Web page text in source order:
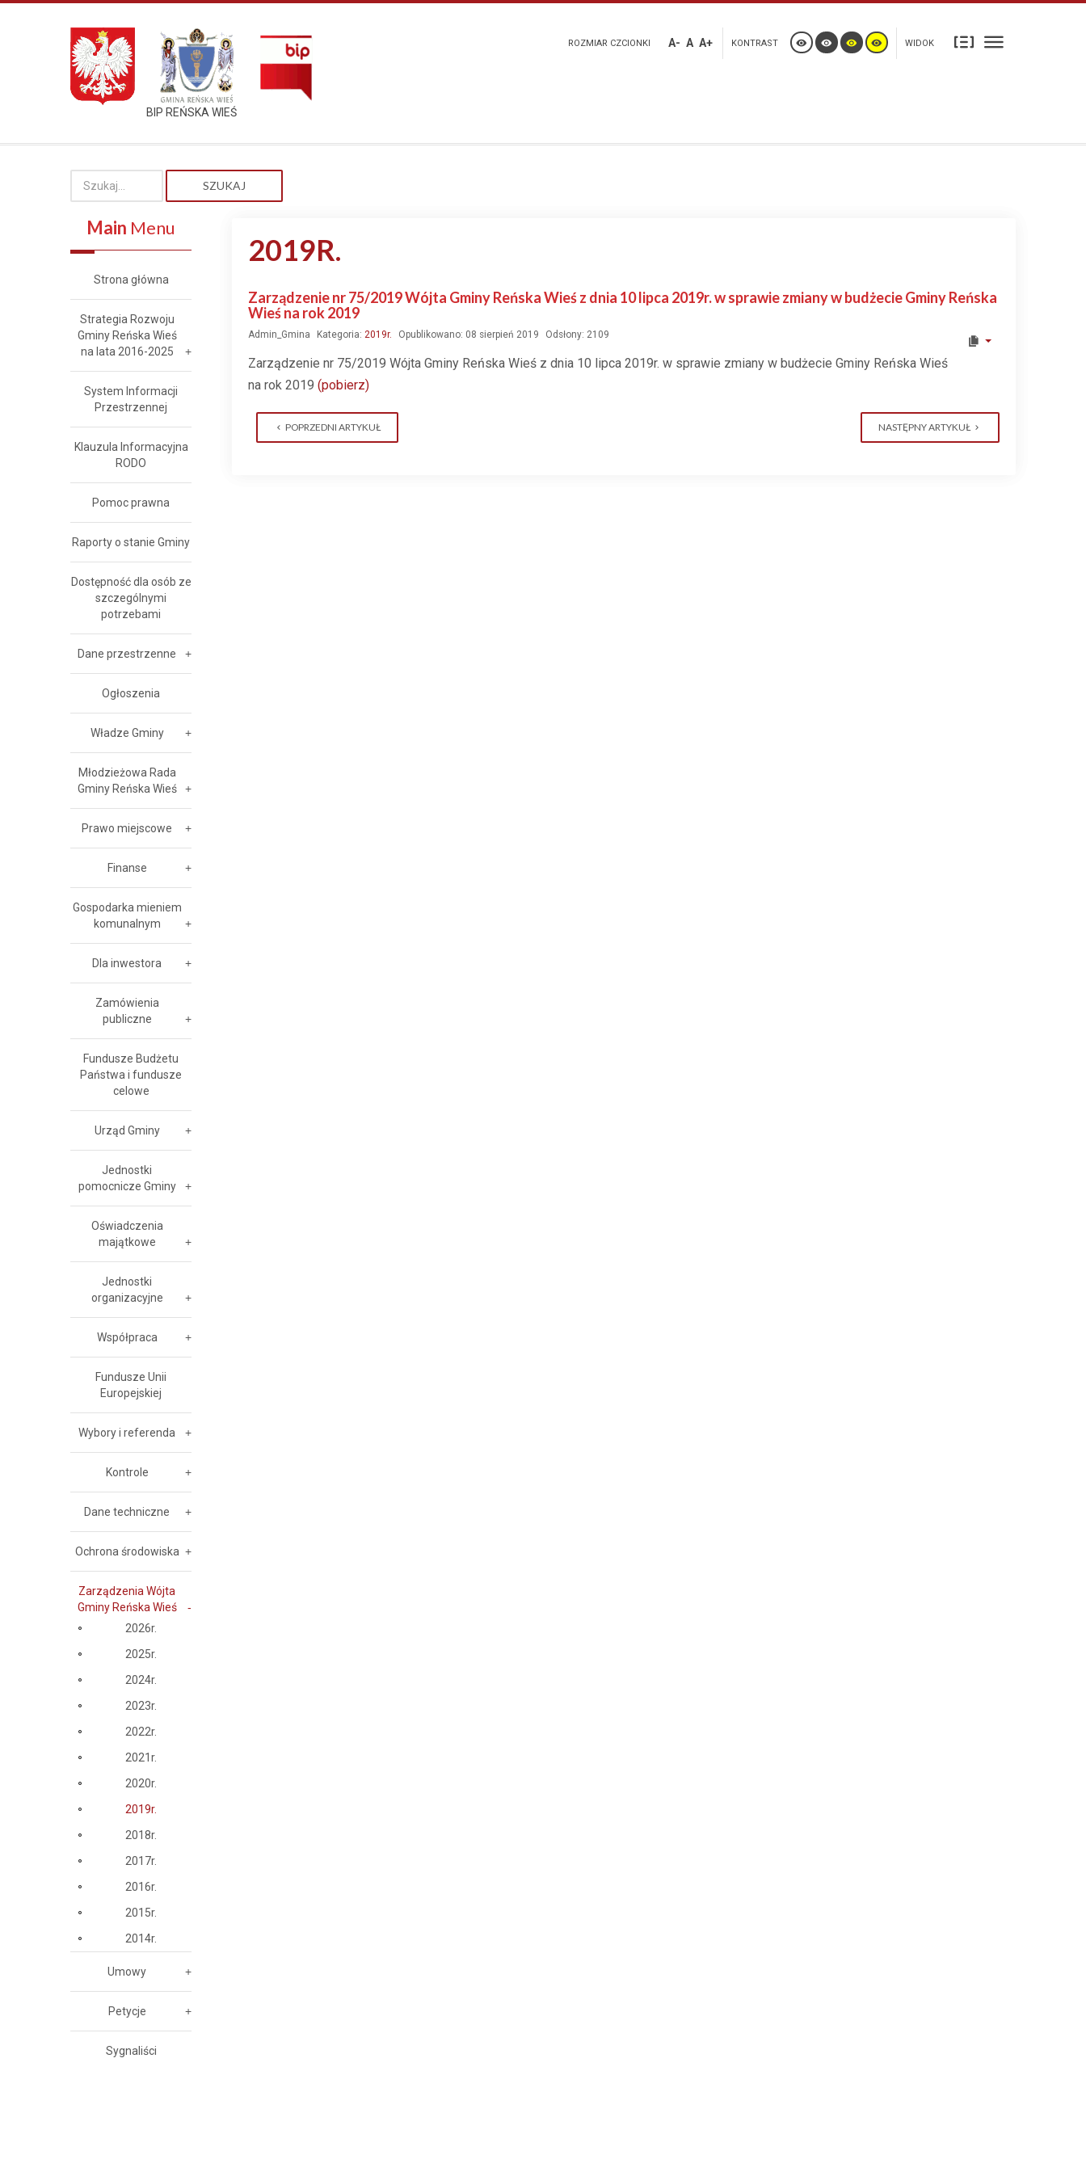
BIP REŃSKA WIEŚ
ROZMIAR CZCIONKI A- A A+ KONTRAST WIDOK
SZUKAJ
2019R.
Zarządzenie nr 75/2019 Wójta Gminy Reńska Wieś z dnia 10 lipca 2019r. w sprawie zmiany w budżecie Gminy Reńska
Wieś na rok 2019
Admin_Gmina Kategoria: 2019r. Opublikowano: 08 sierpień 2019 Odsłony: 2109
Zarządzenie nr 75/2019 Wójta Gminy Reńska Wieś z dnia 10 lipca 2019r. w sprawie zmiany w budżecie Gminy Reńska Wieś
na rok 2019 (pobierz)
POPRZEDNI ARTYKUŁ NASTĘPNY ARTYKUŁ
Main Menu
Strona główna
Strategia Rozwoju
Gminy Reńska Wieś
na lata 2016-2025
System Informacji
Przestrzennej
Klauzula Informacyjna
RODO
Pomoc prawna
Raporty o stanie Gminy
Dostępność dla osób ze
szczególnymi
potrzebami
Dane przestrzenne
Ogłoszenia
Władze Gminy
Młodzieżowa Rada
Gminy Reńska Wieś
Prawo miejscowe
Finanse
Gospodarka mieniem
komunalnym
Dla inwestora
Zamówienia
publiczne
Fundusze Budżetu
Państwa i fundusze
celowe
Urząd Gminy
Jednostki
pomocnicze Gminy
Oświadczenia
majątkowe
Jednostki
organizacyjne
Współpraca
Fundusze Unii
Europejskiej
Wybory i referenda
Kontrole
Dane techniczne
Ochrona środowiska
Zarządzenia Wójta
Gminy Reńska Wieś
2026r.
2025r.
2024r.
2023r.
2022r.
2021r.
2020r.
2019r.
2018r.
2017r.
2016r.
2015r.
2014r.
Umowy
Petycje
Sygnaliści